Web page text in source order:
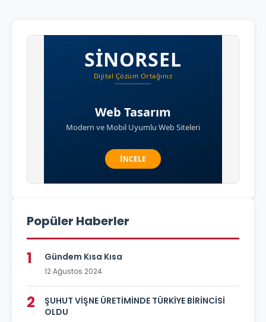
Popüler Haberler
1 Gündem Kısa Kısa
12 Ağustos 2024
2
ŞUHUT VİŞNE ÜRETİMİNDE TÜRKİYE BİRİNCİSİ
OLDU